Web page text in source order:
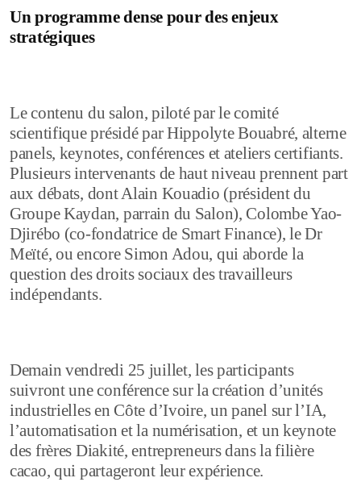
Un programme dense pour des enjeux
stratégiques
Le contenu du salon, piloté par le comité
scientifique présidé par Hippolyte Bouabré, alterne
panels, keynotes, conférences et ateliers certifiants.
Plusieurs intervenants de haut niveau prennent part
aux débats, dont Alain Kouadio (président du
Groupe Kaydan, parrain du Salon), Colombe Yao-
Djirébo (co-fondatrice de Smart Finance), le Dr
Meïté, ou encore Simon Adou, qui aborde la
question des droits sociaux des travailleurs
indépendants.
Demain vendredi 25 juillet, les participants
suivront une conférence sur la création d’unités
industrielles en Côte d’Ivoire, un panel sur l’IA,
l’automatisation et la numérisation, et un keynote
des frères Diakité, entrepreneurs dans la filière
cacao, qui partageront leur expérience.